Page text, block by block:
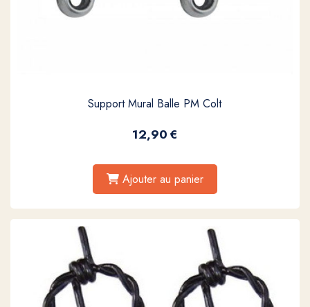
Support Mural Balle PM Colt
12,90€
Ajouter au panier